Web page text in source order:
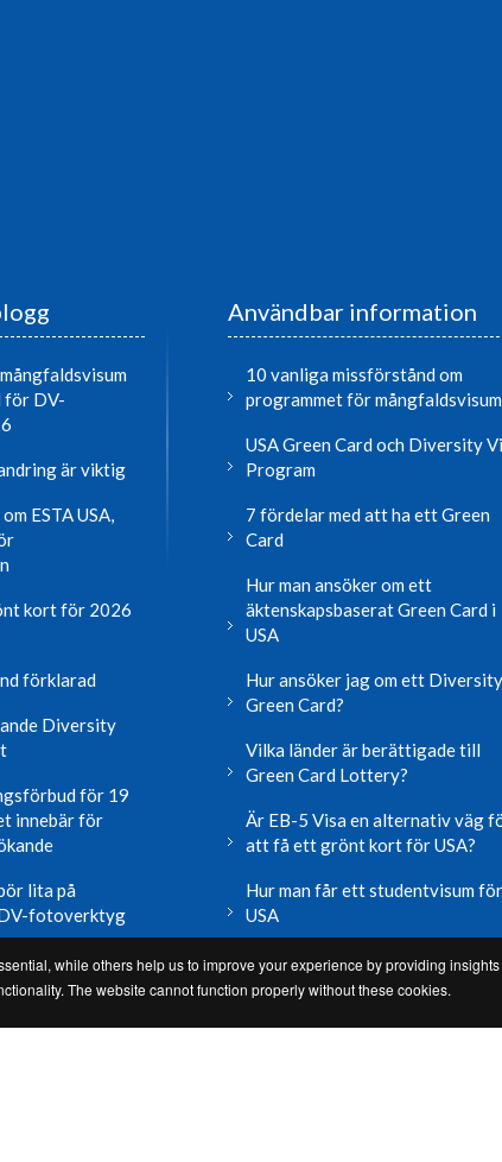
för DV-
är viktig
ESTA USA,
kort för 2026
förklarad
Diversity
för 19
innebär för
lita på
fotoverktyg
blogg
Användbar information
10 vanliga missförstånd om
programmet för mångfaldsvisum
USA Green Card och Diversity
Program
7 fördelar med att ha ett Green
Card
Hur man ansöker om ett
äktenskapsbaserat Green Card i
USA
Hur ansöker jag om ett Diversity
Green Card?
Vilka länder är berättigade till
Green Card Lottery?
Är EB-5 Visa en alternativ väg
att få ett grönt kort för USA?
Hur man får ett studentvisum för
USA
Läs mer användbar information
while others help us to improve your experience by providing
The website cannot function properly without these cookies.